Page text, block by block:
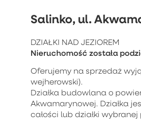
Salinko, ul.
DZIAŁKI NAD JEZIOREM
Nieruchomość została
Oferujemy na sprzedaż
wejherowski).
Działka budowlana o
Akwamarynowej. Działka
całości lub działki wybranej